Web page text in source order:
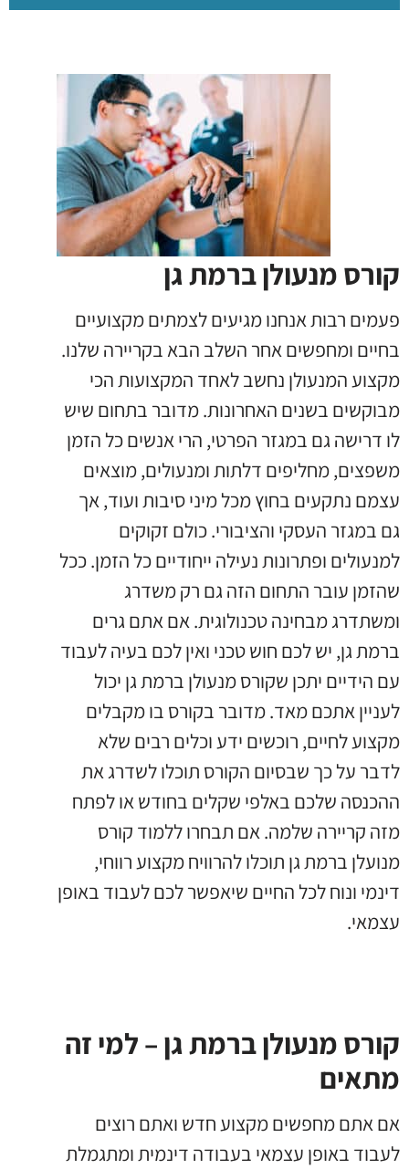
קורס מנעולן ברמת גן
פעמים רבות אנחנו מגיעים לצמתים מקצועיים
בחיים ומחפשים אחר השלב הבא בקריירה שלנו.
מקצוע המנעולן נחשב לאחד המקצועות הכי
מבוקשים בשנים האחרונות.מדובר בתחום שיש
לו דרישה גם במגזר הפרטי, הרי אנשים כל הזמן
משפצים,מחליפים דלתות ומנעולים,מוצאים
עצמם נתקעים בחוץ מכל מיני סיבות ועוד,אך
גם במגזר העסקי והציבורי.כולם זקוקים
למנעולים ופתרונות נעילה ייחודיים כל הזמן.ככל
שהזמן עובר התחום הזה גם רק משדרג
ומשתדרג מבחינה טכנולוגית.אם אתם גרים
ברמת גן, יש לכם חוש טכני ואין לכם בעיה לעבוד
עם הידיים יתכן שקורס מנעולן ברמת גן יכול
לעניין אתכם מאד.מדובר בקורס בו מקבלים
מקצוע לחיים, רוכשים ידע וכלים רבים שלא
לדבר על כך שבסיום הקורס תוכלו לשדרג את
ההכנסה שלכם באלפי שקלים בחודש או לפתח
מזה קריירה שלמה.אם תבחרו ללמוד קורס
מנועלן ברמת גן תוכלו להרוויח מקצוע רווחי,
דינמי ונוח לכל החיים שיאפשר לכם לעבוד באופן
עצמאי.
קורס מנעולן ברמת גן – למי זה
מתאים
אם אתם מחפשים מקצוע חדש ואתם רוצים
לעבוד באופן עצמאי בעבודה דינמית ומתגמלת